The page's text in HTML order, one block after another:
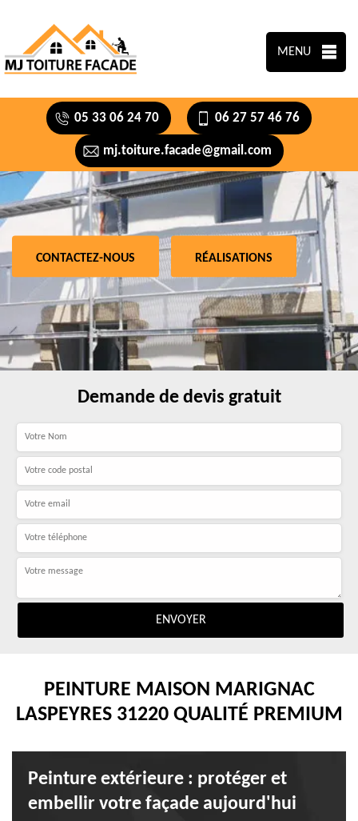
MENU
05 33 06 24 70 06 27 57 46 76
mj.toiture.facade@gmail.com
CONTACTEZ-NOUS RÉALISATIONS
Demande de devis gratuit
PEINTURE MAISON MARIGNAC
LASPEYRES 31220 QUALITÉ PREMIUM
Peinture extérieure : protéger et
embellir votre façade aujourd'hui